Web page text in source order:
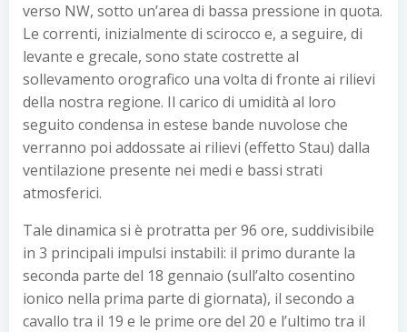
verso NW, sotto un’area di bassa pressione in quota.
Le correnti, inizialmente di scirocco e, a seguire, di
levante e grecale, sono state costrette al
sollevamento orografico una volta di fronte ai rilievi
della nostra regione. Il carico di umidità al loro
seguito condensa in estese bande nuvolose che
verranno poi addossate ai rilievi (effetto Stau) dalla
ventilazione presente nei medi e bassi strati
atmosferici.
Tale dinamica si è protratta per 96 ore, suddivisibile
in 3 principali impulsi instabili: il primo durante la
seconda parte del 18 gennaio (sull’alto cosentino
ionico nella prima parte di giornata), il secondo a
cavallo tra il 19 e le prime ore del 20 e l’ultimo tra il